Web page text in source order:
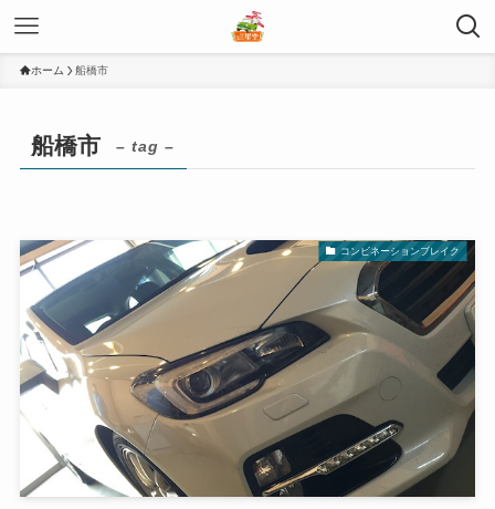
ホーム 船橋市
船橋市 – tag –
コンビネーションブレイク